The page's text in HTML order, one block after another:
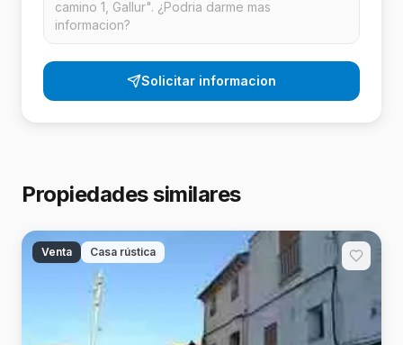
Solicitar informacion
Propiedades similares
Venta Casa rústica